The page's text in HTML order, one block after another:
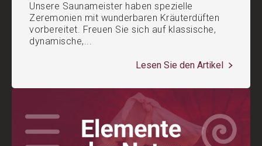
Unsere Saunameister haben spezielle
Zeremonien mit wunderbaren Kräuterdüften
vorbereitet. Freuen Sie sich auf klassische,
dynamische,...
Lesen Sie den Artikel